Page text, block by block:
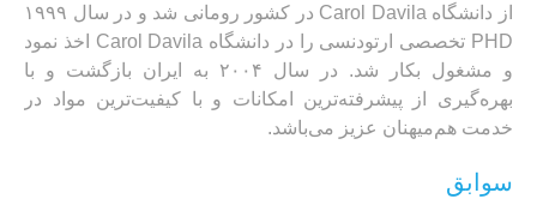
از دانشگاه Carol Davila در کشور رومانی شد و در سال ۱۹۹۹
PHD تخصصی ارتودنسی را در دانشگاه Carol Davila اخذ نمود
و مشغول بکار شد. در سال ۲۰۰۴ به ایران بازگشت و با
بهره‌گیری از پیشرفته‌ترین امکانات و با کیفیت‌ترین مواد در
خدمت هم‌میهنان عزیز می‌باشد.
سوابق